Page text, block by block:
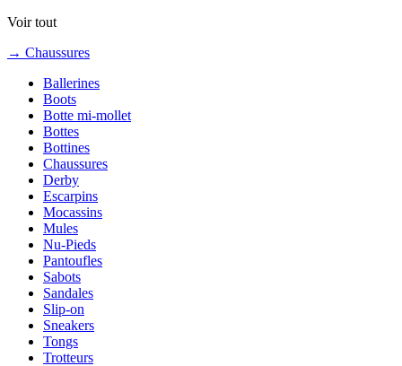
Voir tout
→ Chaussures
Ballerines
Boots
Botte mi-mollet
Bottes
Bottines
Chaussures
Derby
Escarpins
Mocassins
Mules
Nu-Pieds
Pantoufles
Sabots
Sandales
Slip-on
Sneakers
Tongs
Trotteurs